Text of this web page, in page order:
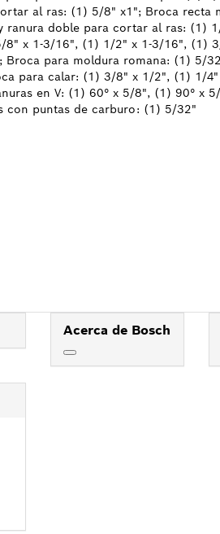
al ras: (1) 5/8" x1"; Broca recta
ranura doble para cortar al ras: (1)
8" x 1-3/16", (1) 1/2" x 1-3/16", (1)
para moldura romana: (1) 5/
para calar: (1) 3/8" x 1/2", (1) 1/
en V: (1) 60° x 5/8", (1) 90° x
con puntas de carburo: (1) 5/32"
Acerca de Bosch